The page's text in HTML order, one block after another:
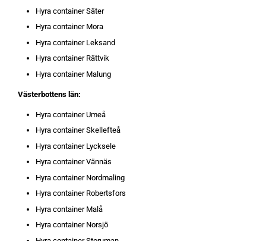
Hyra container Säter
Hyra container Mora
Hyra container Leksand
Hyra container Rättvik
Hyra container Malung
Västerbottens län:
Hyra container Umeå
Hyra container Skellefteå
Hyra container Lycksele
Hyra container Vännäs
Hyra container Nordmaling
Hyra container Robertsfors
Hyra container Malå
Hyra container Norsjö